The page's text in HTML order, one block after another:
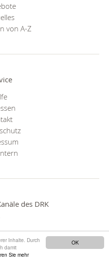
OK
Inhalte. Durch
damit
Sie mehr
von A-Z
des DRK